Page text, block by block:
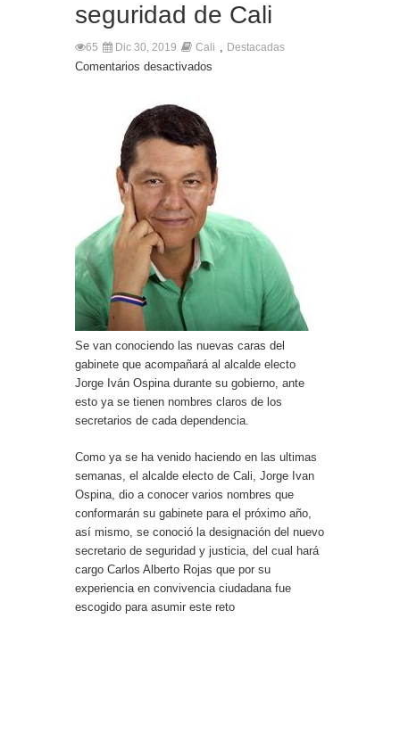
seguridad de Cali
65 Dic 30, 2019 Cali , Destacadas
Comentarios desactivados
Se van conociendo las nuevas caras del
gabinete que acompañará al alcalde electo
Jorge Iván Ospina durante su gobierno, ante
esto ya se tienen nombres claros de los
secretarios de cada dependencia.
Como ya se ha venido haciendo en las ultimas
semanas, el alcalde electo de Cali, Jorge Ivan
Ospina, dio a conocer varios nombres que
conformarán su gabinete para el próximo año,
así mismo, se conoció la designación del nuevo
secretario de seguridad y justicia, del cual hará
cargo Carlos Alberto Rojas que por su
experiencia en convivencia ciudadana fue
escogido para asumir este reto